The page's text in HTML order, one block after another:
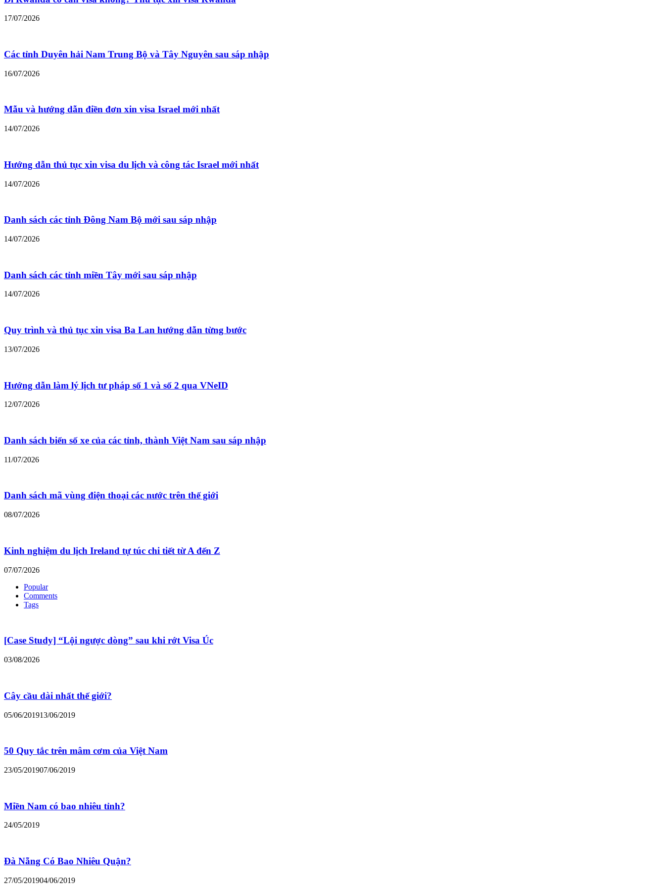
17/07/2026
Các tỉnh Duyên hải Nam Trung Bộ và Tây Nguyên sau sáp nhập
16/07/2026
Mẫu và hướng dẫn điền đơn xin visa Israel mới nhất
14/07/2026
Hướng dẫn thủ tục xin visa du lịch và công tác Israel mới nhất
14/07/2026
Danh sách các tỉnh Đông Nam Bộ mới sau sáp nhập
14/07/2026
Danh sách các tỉnh miền Tây mới sau sáp nhập
14/07/2026
Quy trình và thủ tục xin visa Ba Lan hướng dẫn từng bước
13/07/2026
Hướng dẫn làm lý lịch tư pháp số 1 và số 2 qua VNeID
12/07/2026
Danh sách biển số xe của các tỉnh, thành Việt Nam sau sáp nhập
11/07/2026
Danh sách mã vùng điện thoại các nước trên thế giới
08/07/2026
Kinh nghiệm du lịch Ireland tự túc chi tiết từ A đến Z
07/07/2026
Popular
Comments
Tags
[Case Study] “Lội ngược dòng” sau khi rớt Visa Úc
03/08/2026
Cây cầu dài nhất thế giới?
05/06/201913/06/2019
50 Quy tắc trên mâm cơm của Việt Nam
23/05/201907/06/2019
Miền Nam có bao nhiêu tỉnh?
24/05/2019
Đà Nẵng Có Bao Nhiêu Quận?
27/05/201904/06/2019